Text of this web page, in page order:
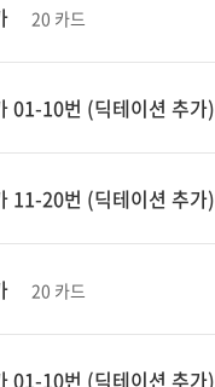
20 카드
01-10번 (딕테이션 추가)
11-20번 (딕테이션 추가)
20 카드
01-10번 (딕테이션 추가)